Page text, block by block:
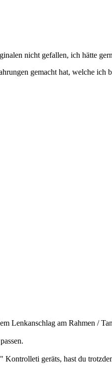
nicht gefallen, ich hätte
gemacht hat, welche ich
Lenkanschlag am Rahmen /
geräts, hast du